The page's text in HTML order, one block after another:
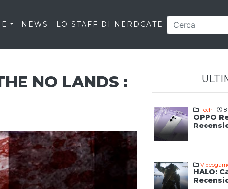
NEWS LO STAFF DI NERDGATE
NO LANDS :
Tech 8
OPPO
HALO: